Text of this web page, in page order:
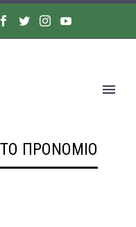
ΤΟ ΠΡΟΝΌΜΙΟ